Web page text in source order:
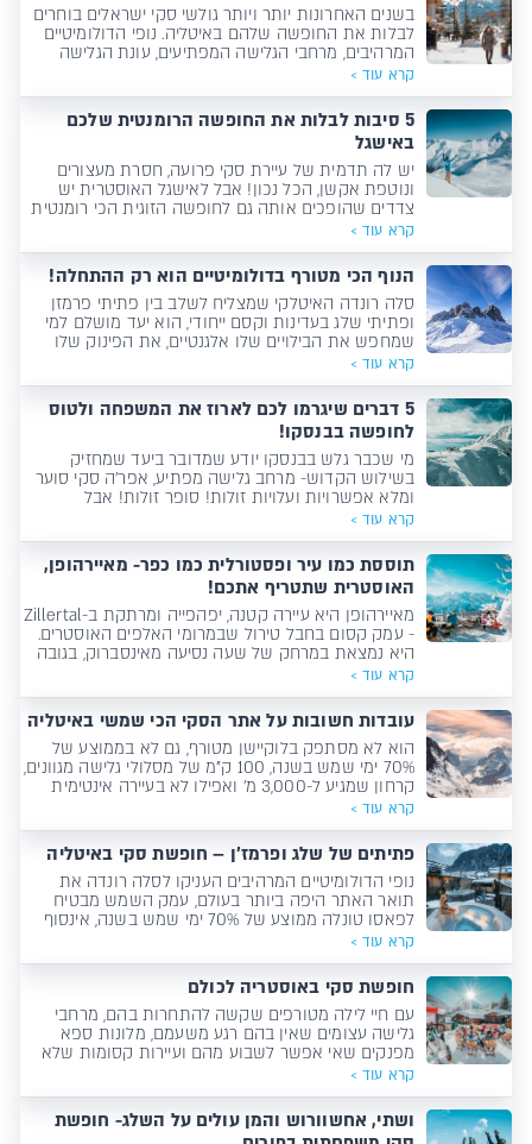
בשנים האחרונות יותר ויותר גולשי סקי ישראלים בוחרים
לבלות את החופשה שלהם באיטליה. נופי הדולומיטיים
המרהיבים, מרחבי הגלישה המפתיעים, עונת הגלישה
הארוכה, התשתיות המושקעות, האופי המחבק של
המקומיים וטעמי המטבח האיטלקי, הופכים אותה ליעד
מעולה לכל הרכב! אז תגידו לנו מי אתם וגלו מהי
החופשה האיטלקית המושלמת בשבילכם!
קרא עוד >
5 סיבות לבלות את החופשה הרומנטית שלכם
באישגל
יש לה תדמית של עיירת סקי פרועה, חסרת מעצורים
ונוטפת אקשן, הכל נכון! אבל לאישגל האוסטרית יש
צדדים שהופכים אותה גם לחופשה הזוגית הכי רומנטית
עם הפרטנר.ית לאישגל, אוסטריה.
קרא עוד >
הנוף הכי מטורף בדולומיטיים הוא רק ההתחלה!
סלה רונדה האיטלקי שמצליח לשלב בין פתיתי פרמזן
ופתיתי שלג בעדינות וקסם ייחודי, הוא יעד מושלם למי
שמחפש את הבילויים שלו אלגנטיים, את הפינוק שלו
מופרז ואת הגלישה מגוונת. כאן תמצאו אינסוף דרכים
לבלות את החופשה שלכם ובכל דרך- היא תהיה
מדהימה!
קרא עוד >
5 דברים שיגרמו לכם לארוז את המשפחה ולטוס
לחופשה בבנסקו!
מי שכבר גלש בבנסקו יודע שמדובר ביעד שמחזיק
בשילוש הקדוש- מרחב גלישה מפתיע, אפר'ה סקי סוער
ומלא אפשרויות ועלויות זולות! סופר זולות! אבל
כשמדובר בחופשה משפחתית, למשולש הזה מתווספות
עוד כמה וכמה סיבות טובות לארוז את הילדים ולטוס
לחופשה באתר הסקי הגדול ביותר בבולגריה. וגם הן- רק
ההתחלה.
קרא עוד >
תוססת כמו עיר ופסטורלית כמו כפר- מאיירהופן,
האוסטרית שתטריף אתכם!
מאיירהופן היא עיירה קטנה, יפהפייה ומרתקת ב-Zillertal
- עמק קסום בחבל טירול שבמרומי האלפים האוסטרים.
היא נמצאת במרחק של שעה נסיעה מאינסברוק, בגובה
ל-3,500 מטרים.
קרא עוד >
עובדות חשובות על אתר הסקי הכי שמשי באיטליה
הוא לא מסתפק בלוקיישן מטורף, גם לא בממוצע של
70% ימי שמש בשנה, 100 ק"מ של מסלולי גלישה מגוונים,
קרחון שמגיע ל-3,000 מ' ואפילו לא בעיירה אינטימית
וחמימה שתחבק כל הרכב. פאסו טונלה שנחשב אחד
האתרים הכי ידידותיים למשפחות, לא מפסיק לחדש
ולהתחדש. אז הנה כמה עובדות שכדאי לדעת על פאסו
טונלה.
קרא עוד >
פתיתים של שלג ופרמז'ן – חופשת סקי באיטליה
נופי הדולומיטיים המרהיבים העניקו לסלה רונדה את
תואר האתר היפה ביותר בעולם, עמק השמש מבטיח
לפאסו טונלה ממוצע של 70% ימי שמש בשנה, אינסוף
אפשרויות הבילוי הפכו את ליביניו למלכת חיי הלילה של
איטליה והצ'ארם הנדיר של מדונה דה קמפיליו הופך
אותה לחוויה נוצצת, זוהרת ואלגנטית
קרא עוד >
חופשת סקי באוסטריה לכולם
עם חיי לילה מטורפים שקשה להתחרות בהם, מרחבי
גלישה עצומים שאין בהם רגע משעמם, מלונות ספא
מפנקים שאי אפשר לשבוע מהם ועיירות קסומות שלא
תוכלו שלא להתאהב בהן. קבלו את האתרים שיבטיחו
לכם חופשת סקי מושלמת באוסטריה!
קרא עוד >
ושתי, אחשוורוש והמן עולים על השלג- חופשת